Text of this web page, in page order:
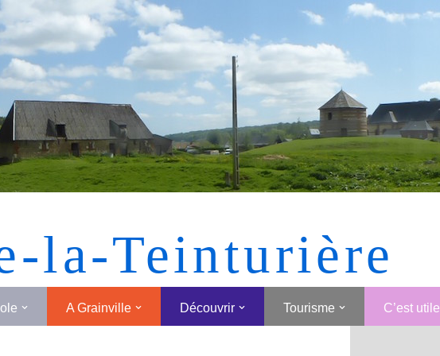
[MONTRER SOUS FORME DE VIGNETTES]
la-Teinturière
A Grainville Découvrir Tourisme C’est utile